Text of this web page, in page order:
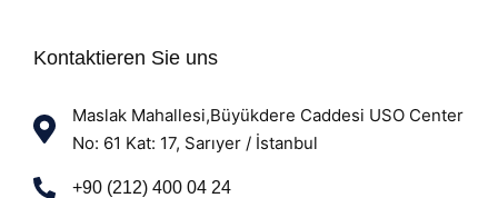
Kontaktieren Sie uns
Maslak Mahallesi,Büyükdere Caddesi USO Center
No: 61 Kat: 17, Sarıyer / İstanbul
+90 (212) 400 04 24